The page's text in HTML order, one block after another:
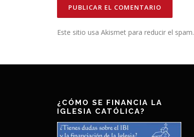
Este sitio usa Akismet para reducir el spam.
¿CÓMO SE FINANCIA LA
IGLESIA CATÓLICA?